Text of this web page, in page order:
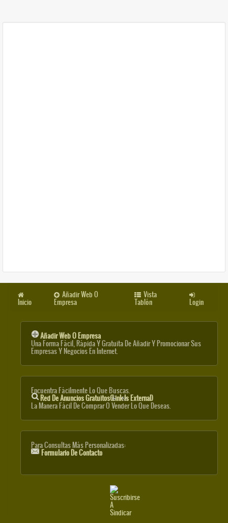
Inicio
Añadir Web O
Empresa
Vista
Tablón Login
Añadir Web O Empresa
Una Forma Fácil, Rápida Y Gratuita De Añadir Y Promocionar Sus
Empresas Y Negocios En Internet.
Encuentra Fácilmente Lo Que Buscas.
Red De Anuncios Gratuitos(link Is External)
La Manera Fácil De Comprar O Vender Lo Que Deseas.
Para Consultas Más Personalizadas:
Formulario De Contacto